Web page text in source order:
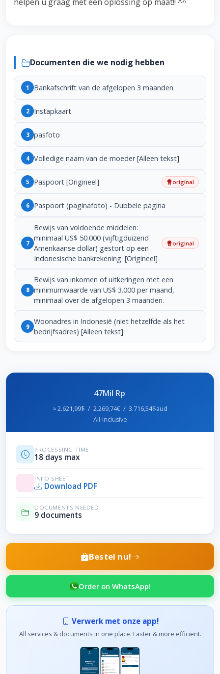
helpen u graag met een oplossing op maat!! ^^
Documenten die we nodig hebben
1 Bankafschrift van de afgelopen 3 maanden
2 Instapkaart
3 pasfoto
4 Volledige naam van de moeder [Alleen tekst]
5 Paspoort [Origineel] original
6 Paspoort (paginafoto) - Dubbele pagina
7
Bewijs van voldoende middelen:
minimaal US$ 50.000 (vijftigduizend
Amerikaanse dollar) gestort op een
Indonesische bankrekening. [Origineel]
original
8
Bewijs van inkomen of uitkeringen met een
minimumwaarde van US$ 3.000 per maand,
minimaal over de afgelopen 3 maanden.
9
Woonadres in Indonesië (niet hetzelfde als het
bedrijfsadres) [Alleen tekst]
47Mil Rp
≈ 2.621,99$ / 2.269,74€ / 3.716,54$aud
All-inclusive
PROCESSING TIME
18 days max
INFO SHEET
Download PDF
DOCUMENTS NEEDED
9 documents
Bestel nu!
Order on WhatsApp!
Verwerk met onze app!
All services & documents in one place. Faster & more efficient.